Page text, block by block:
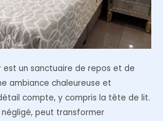
est un sanctuaire de repos et de
ambiance chaleureuse et
compte, y compris la tête de lit.
peut transformer